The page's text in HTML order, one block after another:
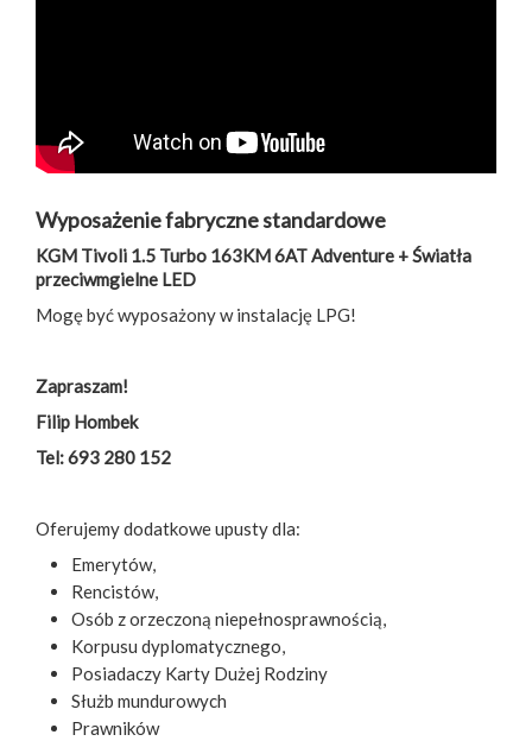
Wyposażenie fabryczne standardowe
KGM Tivoli 1.5 Turbo 163KM 6AT Adventure + Światła
przeciwmgielne LED
Mogę być wyposażony w instalację LPG!
Zapraszam!
Filip Hombek
Tel: 693 280 152
Oferujemy dodatkowe upusty dla:
Emerytów,
Rencistów,
Osób z orzeczoną niepełnosprawnością,
Korpusu dyplomatycznego,
Posiadaczy Karty Dużej Rodziny
Służb mundurowych
Prawników